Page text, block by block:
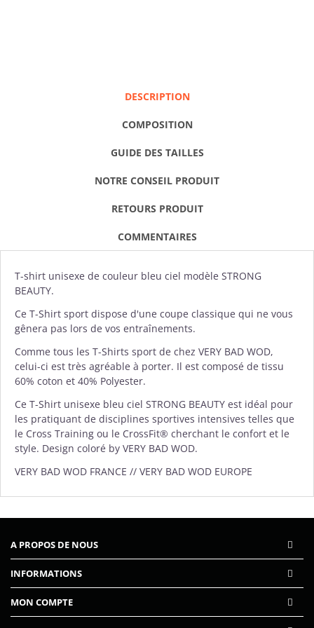
DESCRIPTION
COMPOSITION
GUIDE DES TAILLES
NOTRE CONSEIL PRODUIT
RETOURS PRODUIT
COMMENTAIRES
T-shirt unisexe de couleur bleu ciel modèle STRONG
BEAUTY.
Ce T-Shirt sport dispose d'une coupe classique qui ne vous
gênera pas lors de vos entraînements.
Comme tous les T-Shirts sport de chez VERY BAD WOD,
celui-ci est très agréable à porter. Il est composé de tissu
60% coton et 40% Polyester.
Ce T-Shirt unisexe bleu ciel STRONG BEAUTY est idéal pour
les pratiquant de disciplines sportives intensives telles que
le Cross Training ou le CrossFit® cherchant le confort et le
style. Design coloré by VERY BAD WOD.
VERY BAD WOD FRANCE // VERY BAD WOD EUROPE
A PROPOS DE NOUS
INFORMATIONS
MON COMPTE